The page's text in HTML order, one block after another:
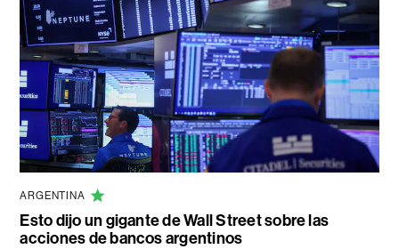
ARGENTINA
Esto dijo un gigante de Wall Street sobre las
acciones de bancos argentinos